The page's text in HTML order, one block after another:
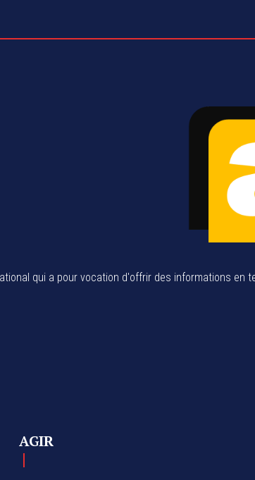
qui a pour vocation d'offrir des informations en
AGIR